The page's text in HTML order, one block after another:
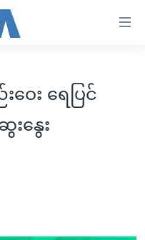
း ရေပြင်
နွေး